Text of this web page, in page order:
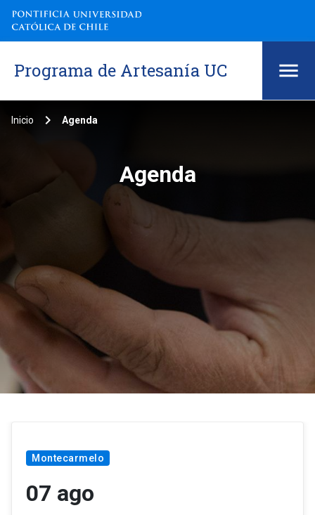
Programa de Artesanía UC
Inicio keyboard_arrow_right Agenda
Agenda
Montecarmelo
07 ago